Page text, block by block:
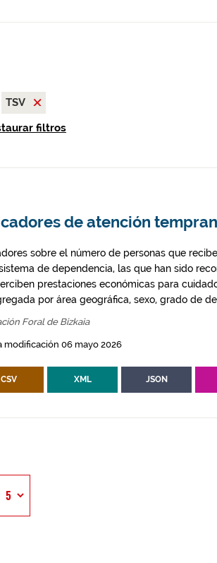
TSV
filtros
de atención
sobre el número de personas que
de dependencia, las que han sido
prestaciones económicas para
por área geográfica, sexo, grado de
Foral de Bizkaia
modificación 06 mayo 2026
CSV XML JSON